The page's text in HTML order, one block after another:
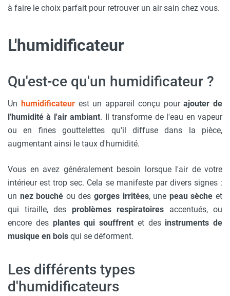
à faire le choix parfait pour retrouver un air sain chez vous.
L'humidificateur
Qu'est-ce qu'un humidificateur ?
Un humidificateurest un appareil conçu pourajouter de
l'humidité à l'air ambiant. Il transforme de l'eau en vapeur
ou en fines gouttelettes qu'il diffuse dans la pièce,
augmentant ainsi le taux d'humidité.
Vous en avez généralement besoin lorsque l'air de votre
intérieur est trop sec. Cela se manifeste par divers signes :
un nez bouché ou desgorges irritées, une peau sèche et
qui tiraille, des problèmes respiratoires accentués, ou
encore des plantes qui souffrent et des instruments de
musique en bois qui se déforment.
Les différents types
d'humidificateurs